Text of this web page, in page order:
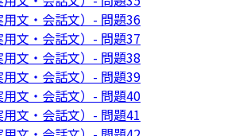
文・会話文）- 問題36
文・会話文）- 問題37
文・会話文）- 問題38
文・会話文）- 問題39
文・会話文）- 問題40
文・会話文）- 問題41